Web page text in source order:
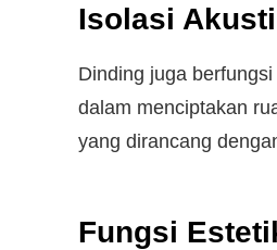
Isolasi
Dinding juga
dalam menciptakan
yang dirancang
Fungsi